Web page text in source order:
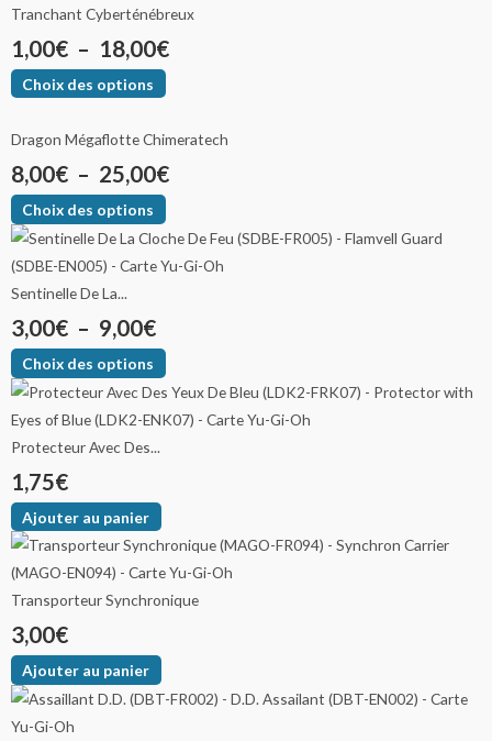
Tranchant Cyberténébreux
1,00€ – 18,00€
Choix des options
Dragon Mégaflotte Chimeratech
8,00€ – 25,00€
Choix des options
Sentinelle De La...
3,00€ – 9,00€
Choix des options
Protecteur Avec Des...
1,75€
Ajouter au panier
Transporteur Synchronique
3,00€
Ajouter au panier